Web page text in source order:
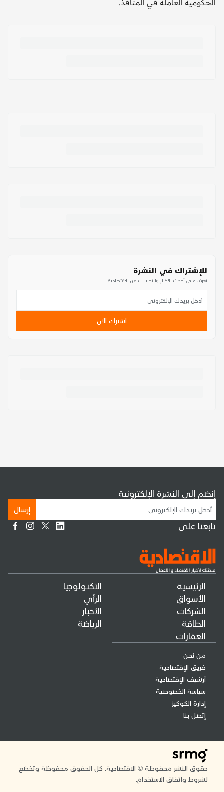
الحكومية العاملة في المنافذ.
للإشتراك في النشرة
تعرف على أحدث الأخبار والتحليلات من الاقتصادية
اشترك الآن
الرئيسية
الأسواق
الشركات
الطاقة
العقارات
التكنولوجيا
الرأي
الأخبار
الرياضة
من نحن
فريق الإقتصادية
أرشيف الإقتصادية
سياسة الخصوصية
إدارة الكوكيز
إتصل بنا
إنضم إلى النشرة الإلكترونية
إرسال
تابعنا على
حقوق النشر محفوظة © الاقتصادية. كل الحقوق محفوظة وتخضع
لشروط واتفاق الاستخدام.